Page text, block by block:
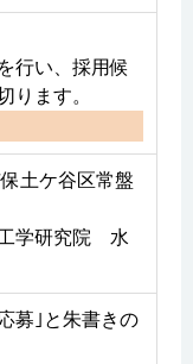
行い、採用候
ります。
土ケ谷区常盤
学研究院 水
募｣と朱書きの